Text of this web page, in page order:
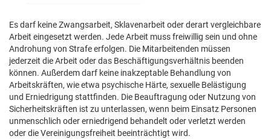
Es darf keine Zwangsarbeit, Sklavenarbeit oder derart vergleichbare
Arbeit eingesetzt werden. Jede Arbeit muss freiwillig sein und ohne
Androhung von Strafe erfolgen. Die Mitarbeitenden müssen
jederzeit die Arbeit oder das Beschäftigungsverhältnis beenden
können. Außerdem darf keine inakzeptable Behandlung von
Arbeitskräften, wie etwa psychische Härte, sexuelle Belästigung
und Erniedrigung stattfinden. Die Beauftragung oder Nutzung von
Sicherheitskräften ist zu unterlassen, wenn beim Einsatz Personen
unmenschlich oder erniedrigend behandelt oder verletzt werden
oder die Vereinigungsfreiheit beeinträchtigt wird.